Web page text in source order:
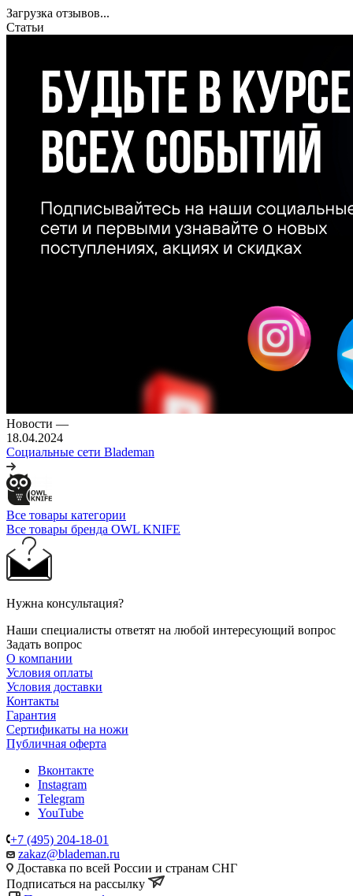
Загрузка отзывов...
Статьи
Новости —
18.04.2024
Социальные сети Blademan
Все товары категории
Все товары бренда OWL KNIFE
Нужна консультация?
Наши специалисты ответят на любой интересующий вопрос
Задать вопрос
О компании
Условия оплаты
Условия доставки
Контакты
Гарантия
Сертификаты на ножи
Публичная оферта
Вконтакте
Instagram
Telegram
YouTube
+7 (495) 204-18-01
zakaz@blademan.ru
Доставка по всей России и странам СНГ
Подписаться на рассылку